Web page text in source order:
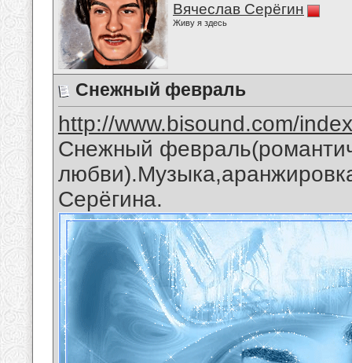
Вячеслав Серёгин
Живу я здесь
Снежный февраль
http://www.bisound.com/
Снежный
Серёгина.